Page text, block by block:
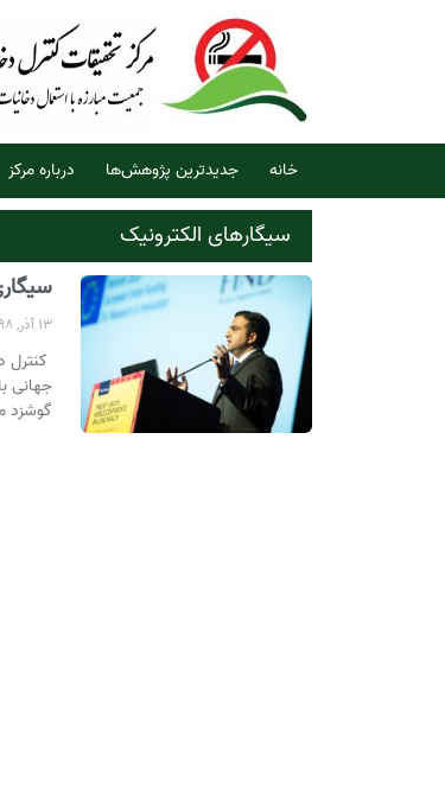
خانه جدیدترین پژوهش‌ها درباره مرکز
سیگارهای الکترونیک
13 آذر, 1398
کنترل
جهانی
گوشزد